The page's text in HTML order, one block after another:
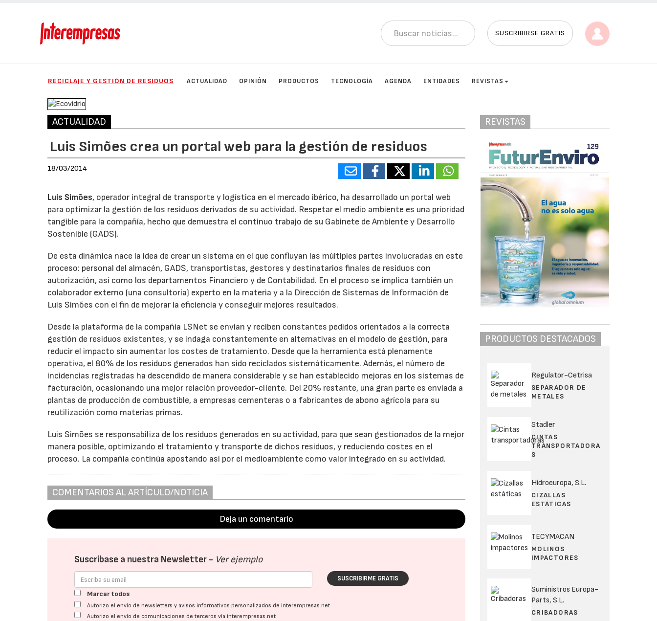
SUSCRIBIRSE GRATIS
RECICLAJE Y GESTIÓN DE RESIDUOS ACTUALIDAD OPINIÓN PRODUCTOS TECNOLOGÍA AGENDA ENTIDADES REVISTAS
ACTUALIDAD
Luis Simões crea un portal web para la gestión de residuos
18/03/2014
Luis Simões, operador integral de transporte y logística en el mercado ibérico, ha desarrollado un portal web
para optimizar la gestión de los residuos derivados de su actividad. Respetar el medio ambiente es una prioridad
tangible para la compañía, hecho que demuestra el continuo trabajo de su Gabinete de Ambiente y Desarrollo
Sostenible (GADS).
De esta dinámica nace la idea de crear un sistema en el que confluyan las múltiples partes involucradas en este
proceso: personal del almacén, GADS, transportistas, gestores y destinatarios finales de residuos con
autorización, así como los departamentos Financiero y de Contabilidad. En el proceso se implica también un
colaborador externo (una consultoría) experto en la materia y a la Dirección de Sistemas de Información de
Luis Simões con el fin de mejorar la eficiencia y conseguir mejores resultados.
Desde la plataforma de la compañía LSNet se envían y reciben constantes pedidos orientados a la correcta
gestión de residuos existentes, y se indaga constantemente en alternativas en el modelo de gestión, para
reducir el impacto sin aumentar los costes de tratamiento. Desde que la herramienta está plenamente
operativa, el 80% de los residuos generados han sido reciclados sistemáticamente. Además, el número de
incidencias registradas ha descendido de manera considerable y se han establecido mejoras en los sistemas de
facturación, ocasionando una mejor relación proveedor-cliente. Del 20% restante, una gran parte es enviada a
plantas de producción de combustible, a empresas cementeras o a fabricantes de abono agrícola para su
reutilización como materias primas.
Luis Simões se responsabiliza de los residuos generados en su actividad, para que sean gestionados de la mejor
manera posible, optimizando el tratamiento y transporte de dichos residuos, y reduciendo costes en el
proceso. La compañía continúa apostando así por el medioambiente como valor integrado en su actividad.
COMENTARIOS AL ARTÍCULO/NOTICIA
Deja un comentario
Suscríbase a nuestra Newsletter - Ver ejemplo
SUSCRIBIRME GRATIS
Marcar todos
Autorizo el envío de newsletters y avisos informativos personalizados de interempresas.net
Autorizo el envío de comunicaciones de terceros vía interempresas.net
REVISTAS
PRODUCTOS DESTACADOS
Regulator-Cetrisa
SEPARADOR DE
METALES
Stadler
CINTAS
TRANSPORTADORA
S
Hidroeuropa, S.L.
CIZALLAS
ESTÁTICAS
TECYMACAN
MOLINOS
IMPACTORES
Suministros Europa-
Parts, S.L.
CRIBADORAS